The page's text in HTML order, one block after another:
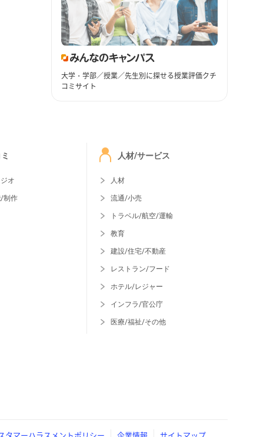
大学・学部／授業／先生別に探せる授業評価クチ
コミサイト
オ
制作
人材/サービス
人材
流通/小売
トラベル/航空/運輸
教育
建設/住宅/不動産
レストラン/フード
ホテル/レジャー
インフラ/官公庁
医療/福祉/その他